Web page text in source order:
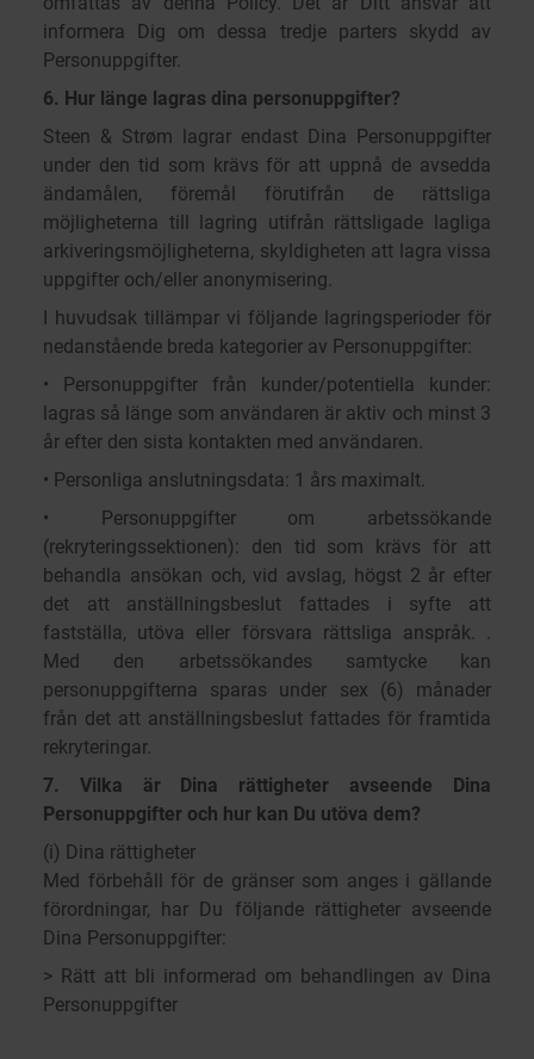
informera Dig om dessa tredje parters skydd av
Personuppgifter.
6. Hur länge lagras dina personuppgifter?
Steen & Strøm lagrar endast Dina Personuppgifter
under den tid som krävs för att uppnå de avsedda
ändamålen, föremål förutifrån de rättsliga
möjligheterna till lagring utifrån rättsligade lagliga
arkiveringsmöjligheterna, skyldigheten att lagra vissa
uppgifter och/eller anonymisering.
I huvudsak tillämpar vi följande lagringsperioder för
nedanstående breda kategorier av Personuppgifter:
• Personuppgifter från kunder/potentiella kunder:
lagras så länge som användaren är aktiv och minst 3
år efter den sista kontakten med användaren.
• Personliga anslutningsdata: 1 års maximalt.
• Personuppgifter om arbetssökande
(rekryteringssektionen): den tid som krävs för att
behandla ansökan och, vid avslag, högst 2 år efter
det att anställningsbeslut fattades i syfte att
fastställa, utöva eller försvara rättsliga anspråk. .
Med den arbetssökandes samtycke kan
personuppgifterna sparas under sex (6) månader
från det att anställningsbeslut fattades för framtida
rekryteringar.
7. Vilka är Dina rättigheter avseende Dina
Personuppgifter och hur kan Du utöva dem?
(i) Dina rättigheter
Med förbehåll för de gränser som anges i gällande
förordningar, har Du följande rättigheter avseende
Dina Personuppgifter:
> Rätt att bli informerad om behandlingen av Dina
Personuppgifter